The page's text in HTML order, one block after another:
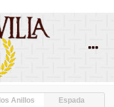
Anillos
Espada